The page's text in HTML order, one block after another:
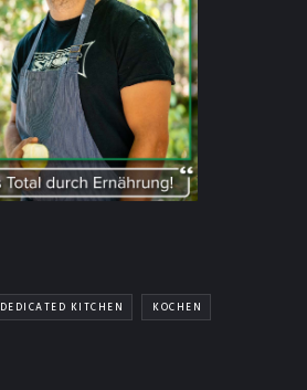
DEDICATED KITCHEN KOCHEN